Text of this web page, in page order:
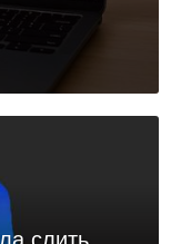
слить